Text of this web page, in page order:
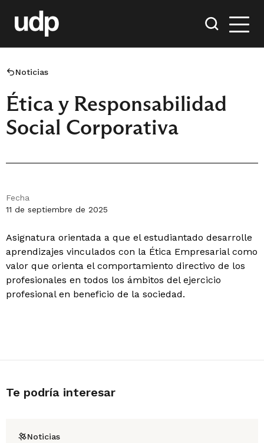
Noticias
Ética y Responsabilidad
Social Corporativa
Fecha
11 de septiembre de 2025
Asignatura orientada a que el estudiantado desarrolle
aprendizajes vinculados con la Ética Empresarial como
valor que orienta el comportamiento directivo de los
profesionales en todos los ámbitos del ejercicio
profesional en beneficio de la sociedad.
Te podría interesar
Noticias